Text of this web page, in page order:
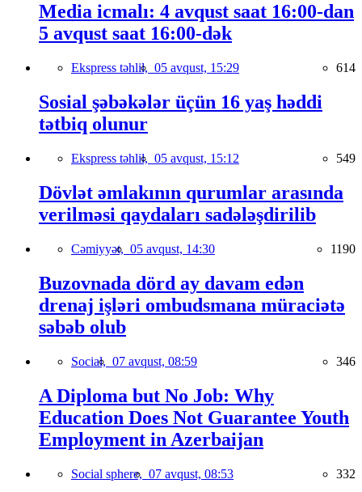
Media icmalı: 4 avqust saat 16:00-dan
5 avqust saat 16:00-dək
Ekspress təhlil, 05 avqust, 15:29 614
Sosial şəbəkələr üçün 16 yaş həddi
tətbiq olunur
Ekspress təhlil, 05 avqust, 15:12 549
Dövlət əmlakının qurumlar arasında
verilməsi qaydaları sadələşdirilib
Cəmiyyət, 05 avqust, 14:30 1190
Buzovnada dörd ay davam edən
drenaj işləri ombudsmana müraciətə
səbəb olub
Social, 07 avqust, 08:59 346
A Diploma but No Job: Why
Education Does Not Guarantee Youth
Employment in Azerbaijan
Social sphere, 07 avqust, 08:53 332